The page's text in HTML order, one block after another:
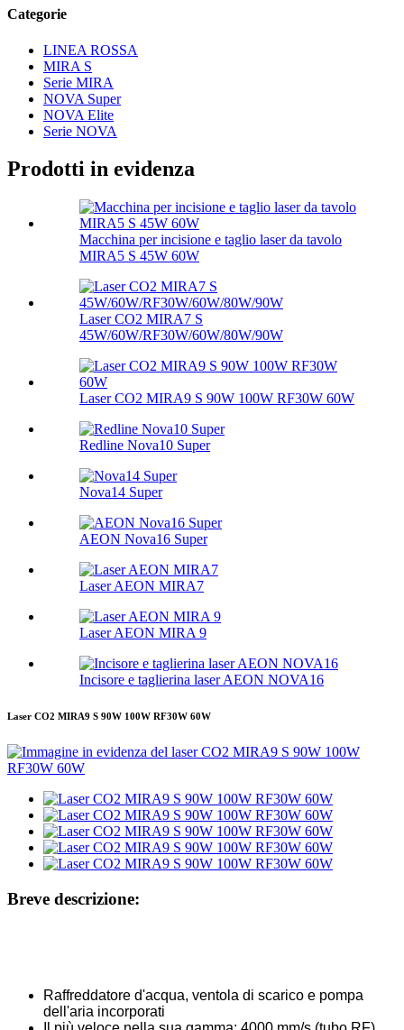
Categorie
LINEA ROSSA
MIRA S
Serie MIRA
NOVA Super
NOVA Elite
Serie NOVA
Prodotti in evidenza
Macchina per incisione e taglio laser da tavolo
MIRA5 S 45W 60W
Laser CO2 MIRA7 S
45W/60W/RF30W/60W/80W/90W
Laser CO2 MIRA9 S 90W 100W RF30W 60W
Redline Nova10 Super
Nova14 Super
AEON Nova16 Super
Laser AEON MIRA7
Laser AEON MIRA 9
Incisore e taglierina laser AEON NOVA16
Laser CO2 MIRA9 S 90W 100W RF30W 60W
Breve descrizione:
Raffreddatore d'acqua, ventola di scarico e pompa
dell'aria incorporati